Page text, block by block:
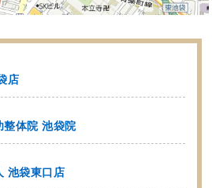
店
整体院 池袋院
池袋東口店